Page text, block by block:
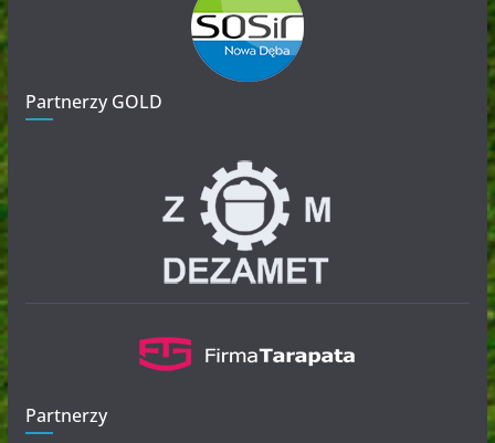
Partnerzy GOLD
Partnerzy